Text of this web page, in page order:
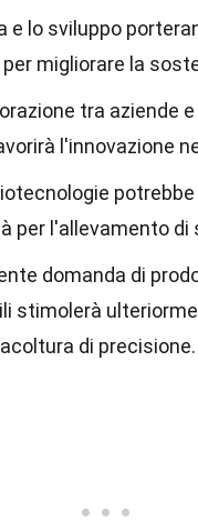
e lo sviluppo
migliorare la
tra aziende
l'innovazione
per l'allevamento di
domanda di
stimolerà
di precisione.